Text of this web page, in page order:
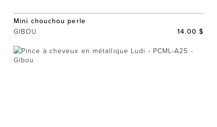
Mini chouchou perle
GIBOU 14.00 $